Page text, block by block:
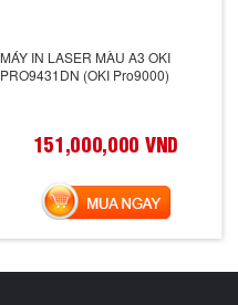
MÁY IN LASER MÀU A3 OKI
PRO9431DN (OKI Pro9000)
151,000,000 VND
MUA NGAY